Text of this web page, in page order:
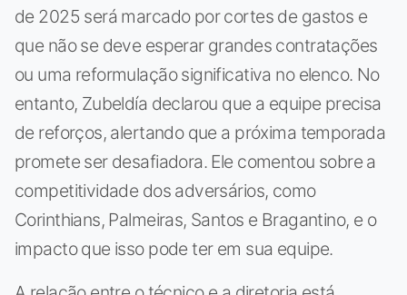
de 2025 será marcado por cortes de gastos e
que não se deve esperar grandes contratações
ou uma reformulação significativa no elenco. No
entanto, Zubeldía declarou que a equipe precisa
de reforços, alertando que a próxima temporada
promete ser desafiadora. Ele comentou sobre a
competitividade dos adversários, como
Corinthians, Palmeiras, Santos e Bragantino, e o
impacto que isso pode ter em sua equipe.